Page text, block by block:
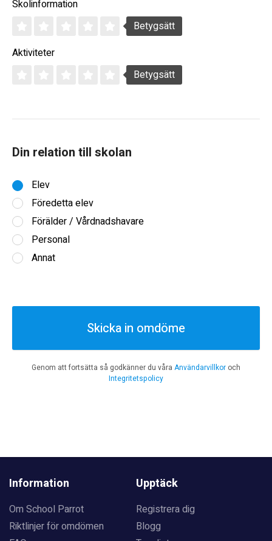
Skolinformation
Betygsätt
Aktiviteter
Betygsätt
Din relation till skolan
Elev
Föredetta elev
Förälder / Vårdnadshavare
Personal
Annat
Skicka in omdöme
Genom att fortsätta så godkänner du våra Användarvillkor och
Integritetspolicy
Information
Om School Parrot
Riktlinjer för omdömen
Upptäck
Registrera dig
Blogg